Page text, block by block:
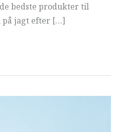
bedste produkter til
på jagt efter […]